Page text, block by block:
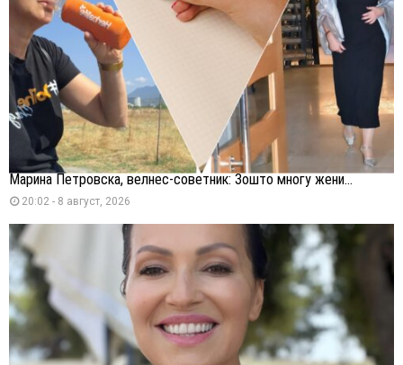
Марина Петровска, велнес-советник: Зошто многу жени...
20:02 - 8 август, 2026